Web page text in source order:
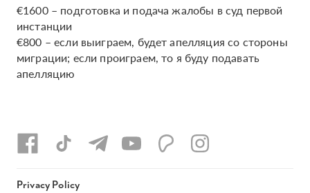
€1600 – подготовка и подача жалобы в суд первой
инстанции
€800 – если выиграем, будет апелляция со стороны
миграции; если проиграем, то я буду подавать
апелляцию
Privacy Policy